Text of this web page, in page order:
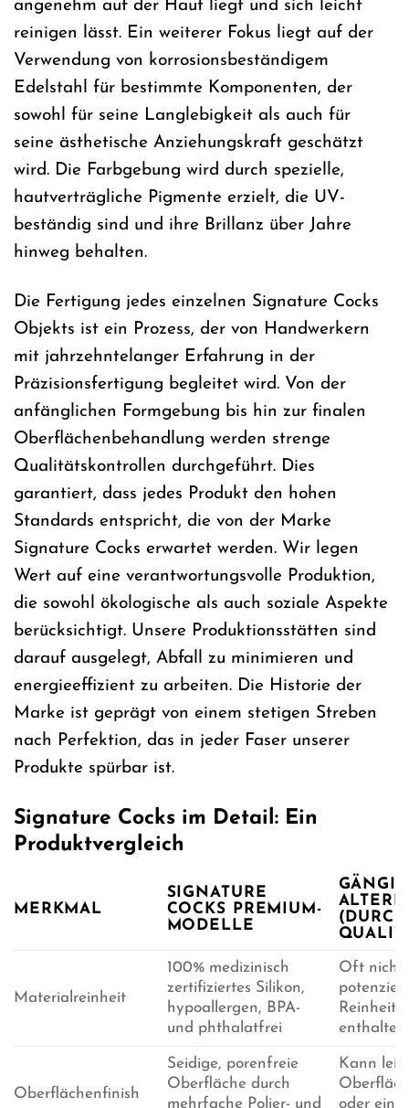
angenehm auf der Haut liegt und sich leicht
reinigen lässt. Ein weiterer Fokus liegt auf der
Verwendung von korrosionsbeständigem
Edelstahl für bestimmte Komponenten, der
sowohl für seine Langlebigkeit als auch für
seine ästhetische Anziehungskraft geschätzt
wird. Die Farbgebung wird durch spezielle,
hautverträgliche Pigmente erzielt, die UV-
beständig sind und ihre Brillanz über Jahre
hinweg behalten.
Die Fertigung jedes einzelnen Signature Cocks
Objekts ist ein Prozess, der von Handwerkern
mit jahrzehntelanger Erfahrung in der
Präzisionsfertigung begleitet wird. Von der
anfänglichen Formgebung bis hin zur finalen
Oberflächenbehandlung werden strenge
Qualitätskontrollen durchgeführt. Dies
garantiert, dass jedes Produkt den hohen
Standards entspricht, die von der Marke
Signature Cocks erwartet werden. Wir legen
Wert auf eine verantwortungsvolle Produktion,
die sowohl ökologische als auch soziale Aspekte
berücksichtigt. Unsere Produktionsstätten sind
darauf ausgelegt, Abfall zu minimieren und
energieeffizient zu arbeiten. Die Historie der
Marke ist geprägt von einem stetigen Streben
nach Perfektion, das in jeder Faser unserer
Produkte spürbar ist.
Signature Cocks im Detail: Ein
Produktvergleich
MERKMAL
SIGNATURE
COCKS PREMIUM-
MODELLE
Materialreinheit
100% medizinisch
zertifiziertes Silikon,
hypoallergen, BPA-
und phthalatfrei
Oft nicht
Reinheit,
enthalten
Oberflächenfinish
Seidige, porenfreie
Oberfläche durch
mehrfache Polier- und
Kann
oder